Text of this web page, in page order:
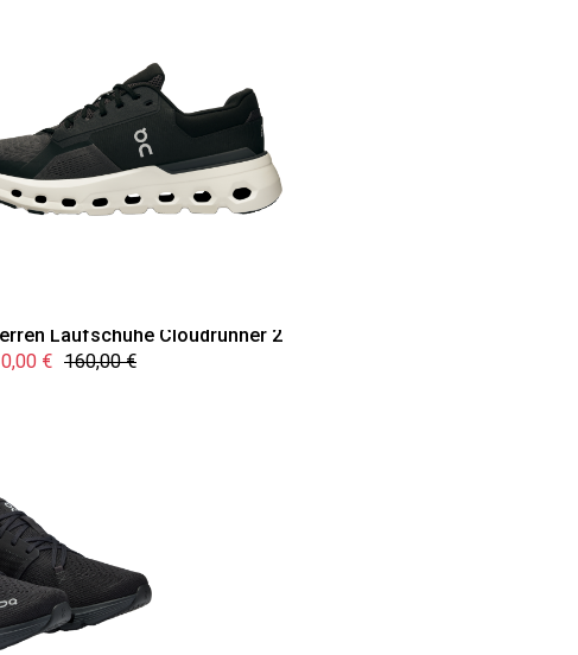
Laufschuhe Cloudrunner 2
€ 160,00 €